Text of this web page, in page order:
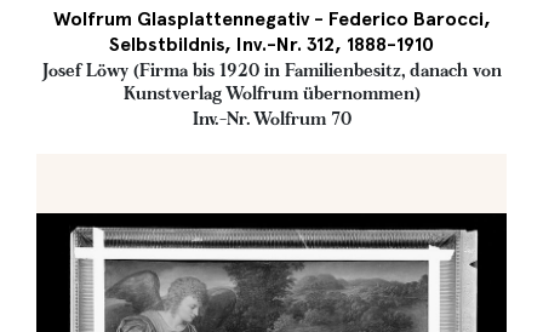
Wolfrum Glasplattennegativ - Federico Barocci,
Selbstbildnis, Inv.-Nr. 312, 1888-1910
Josef Löwy (Firma bis 1920 in Familienbesitz, danach von
Kunstverlag Wolfrum übernommen)
Inv.-Nr. Wolfrum 70